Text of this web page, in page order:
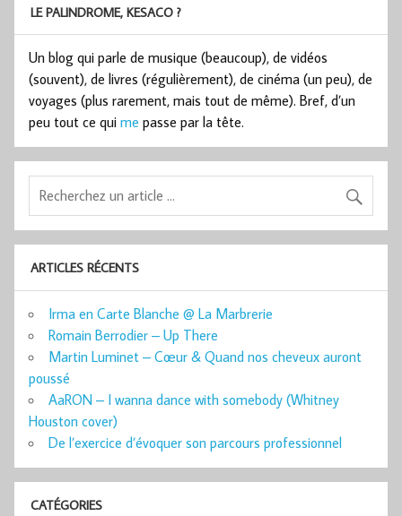
LE PALINDROME, KESACO ?
Un blog qui parle de musique (beaucoup), de vidéos
(souvent), de livres (régulièrement), de cinéma (un peu), de
voyages (plus rarement, mais tout de même). Bref, d’un
peu tout ce qui me passe par la tête.
ARTICLES RÉCENTS
Irma en Carte Blanche @ La Marbrerie
Romain Berrodier – Up There
Martin Luminet – Cœur & Quand nos cheveux auront
poussé
AaRON – I wanna dance with somebody (Whitney
Houston cover)
De l’exercice d’évoquer son parcours professionnel
CATÉGORIES